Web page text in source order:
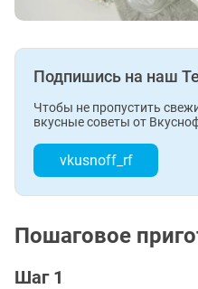
Подпишись на наш
Чтобы не пропустить
вкусные советы от
vkusnoff_rf
Пошаговое
Шаг 1